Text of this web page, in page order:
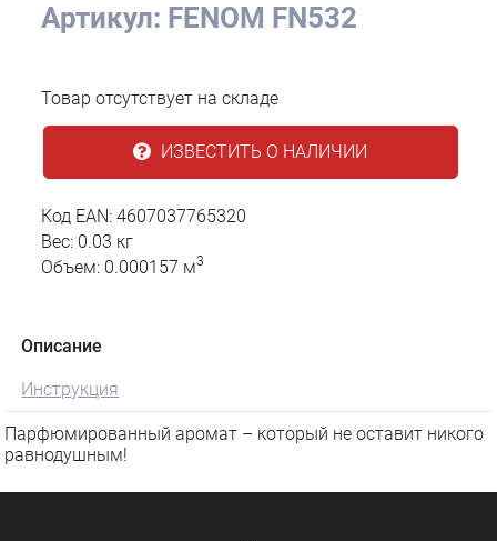
Артикул: FENOM FN532
Товар отсутствует на складе
ИЗВЕСТИТЬ О НАЛИЧИИ
Код EAN: 4607037765320
Вес: 0.03 кг
Объем: 0.000157 м3
Описание
Инструкция
Парфюмированный аромат – который не оставит никого
равнодушным!